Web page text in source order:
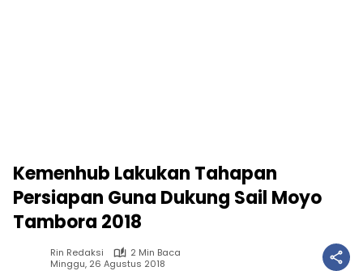
Kemenhub Lakukan Tahapan
Persiapan Guna Dukung Sail Moyo
Tambora 2018
Rin Redaksi
2 Min Baca
Minggu, 26 Agustus 2018